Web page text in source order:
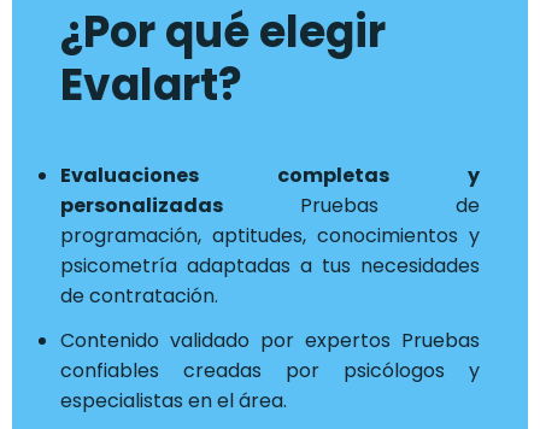
¿Por qué elegir
Evalart?
Evaluaciones completas y
personalizadas Pruebas de
programación, aptitudes, conocimientos y
psicometría adaptadas a tus necesidades
de contratación.
Contenido validado por expertos Pruebas
confiables creadas por psicólogos y
especialistas en el área.